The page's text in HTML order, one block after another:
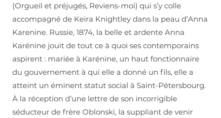
(Orgueil et préjugés, Reviens-moi) qui s’y colle
accompagné de Keira Knightley dans la peau d’Anna
Karenine. Russie, 1874, la belle et ardente Anna
Karénine jouit de tout ce à quoi ses contemporains
aspirent : mariée à Karénine, un haut fonctionnaire
du gouvernement à qui elle a donné un fils, elle a
atteint un éminent statut social à Saint-Pétersbourg.
À la réception d’une lettre de son incorrigible
séducteur de frère Oblonski, la suppliant de venir